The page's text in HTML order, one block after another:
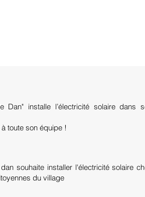
Dan" installe l’électricité solaire dans
toute son équipe !
souhaite installer l'électricité solaire
du village